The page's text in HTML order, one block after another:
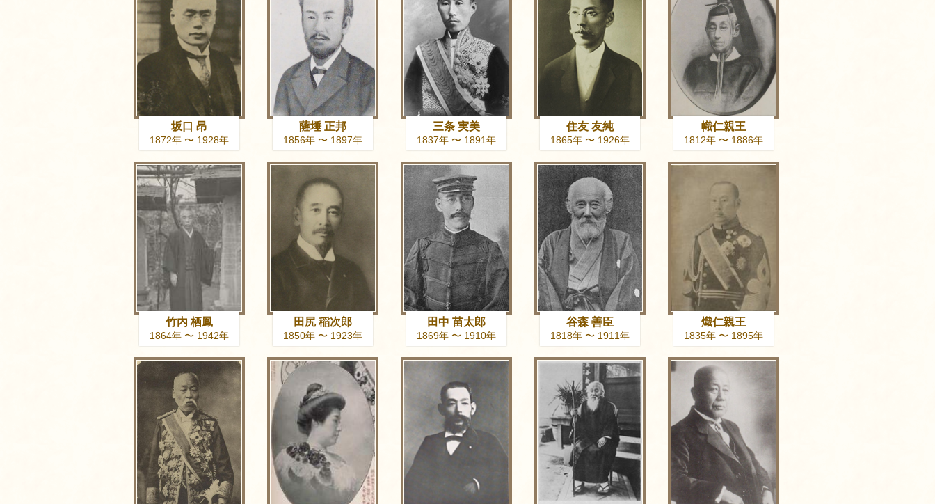
坂口 昂
1872年 〜 1928年
薩埵 正邦
1856年 〜 1897年
三条 実美
1837年 〜 1891年
住友 友純
1865年 〜 1926年
幟仁親王
1812年 〜 1886年
竹内 栖鳳
1864年 〜 1942年
田尻 稲次郎
1850年 〜 1923年
田中 苗太郎
1869年 〜 1910年
谷森 善臣
1818年 〜 1911年
熾仁親王
1835年 〜 1895年